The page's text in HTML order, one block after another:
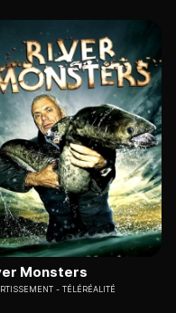
Monsters
TÉLÉRÉALITÉ